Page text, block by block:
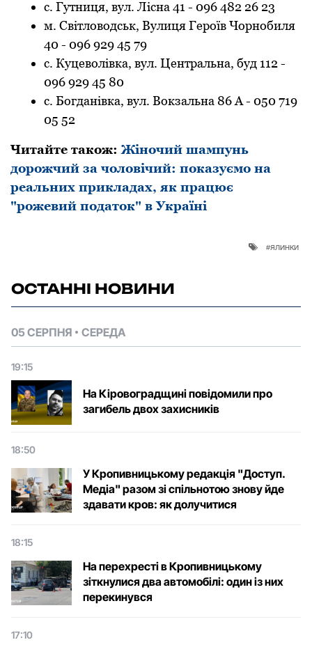
с. Гутниця, вул. Лісна 41 - 096 482 26 23
м. Світловодськ, Вулиця Героїв Чорнобиля
40 - 096 929 45 79
с. Куцеволівка, вул. Центральна, буд 112 -
096 929 45 80
с. Богданівка, вул. Вокзальна 86 А - 050 719
05 52
Читайте такoж: Жіночий шампунь
дорожчий за чоловічий: показуємо на
реальних прикладах, як працює
"рожевий податок" в Україні
ялинки
ОСТАННІ НОВИНИ
05 СЕРПНЯ СЕРЕДА
19:15
На Кіровоградщині повідомили про
загибель двох захисників
18:50
У Кропивницькому редакція "Доступ.
Медіа" разом зі спільнотою знову йде
здавати кров: як долучитися
18:15
На перехресті в Кропивницькому
зіткнулися два автомобілі: один із них
перекинувся
17:10